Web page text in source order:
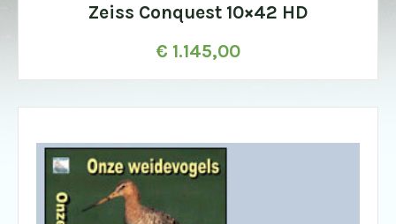
Zeiss Conquest 10×42 HD
€ 1.145,00